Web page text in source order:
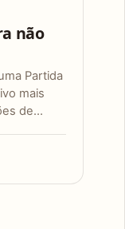
não
Partida
mais
de…